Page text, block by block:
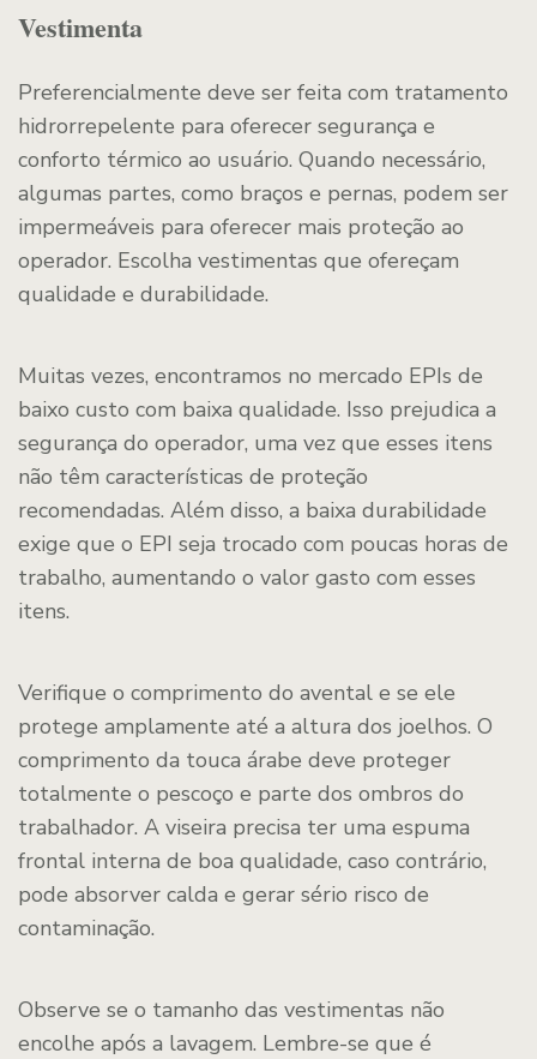
Vestimenta
Preferencialmente deve ser feita com tratamento
hidrorrepelente para oferecer segurança e
conforto térmico ao usuário. Quando necessário,
algumas partes, como braços e pernas, podem ser
impermeáveis para oferecer mais proteção ao
operador. Escolha vestimentas que ofereçam
qualidade e durabilidade.
Muitas vezes, encontramos no mercado EPIs de
baixo custo com baixa qualidade. Isso prejudica a
segurança do operador, uma vez que esses itens
não têm características de proteção
recomendadas. Além disso, a baixa durabilidade
exige que o EPI seja trocado com poucas horas de
trabalho, aumentando o valor gasto com esses
itens.
Verifique o comprimento do avental e se ele
protege amplamente até a altura dos joelhos. O
comprimento da touca árabe deve proteger
totalmente o pescoço e parte dos ombros do
trabalhador. A viseira precisa ter uma espuma
frontal interna de boa qualidade, caso contrário,
pode absorver calda e gerar sério risco de
contaminação.
Observe se o tamanho das vestimentas não
encolhe após a lavagem. Lembre-se que é